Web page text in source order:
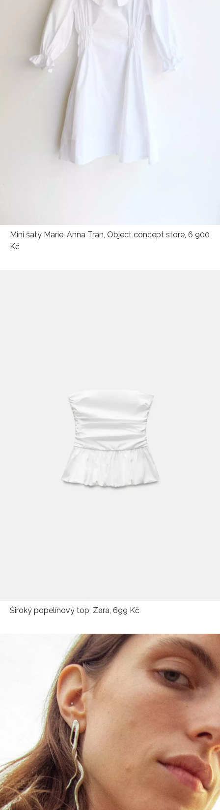
Mini šaty Marie, Anna Tran, Object concept store, 6 900
Kč
Široký popelínový top, Zara, 699 Kč